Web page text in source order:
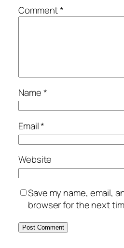
Comment*
Name*
Email*
Website
Save my name, email,
browser for the next